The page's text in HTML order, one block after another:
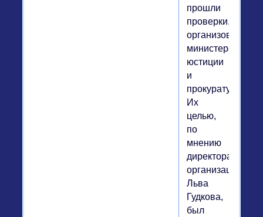
прошли
проверки,
организованные
министерством
юстиции
и
прокуратурой.
Их
целью,
по
мнению
директора
организации
Льва
Гудкова,
был